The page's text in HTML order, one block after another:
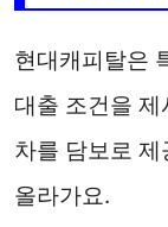
현대캐피탈은
대출 조건을
차를 담보로
올라가요.